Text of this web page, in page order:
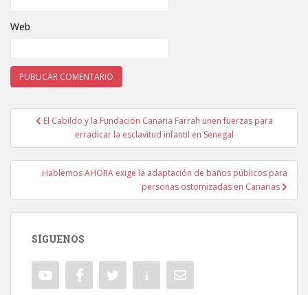
Web
Navegación de entradas
El Cabildo y la Fundación Canaria Farrah unen fuerzas para
erradicar la esclavitud infantil en Senegal
Hablemos AHORA exige la adaptación de baños públicos para
personas ostomizadas en Canarias
SÍGUENOS